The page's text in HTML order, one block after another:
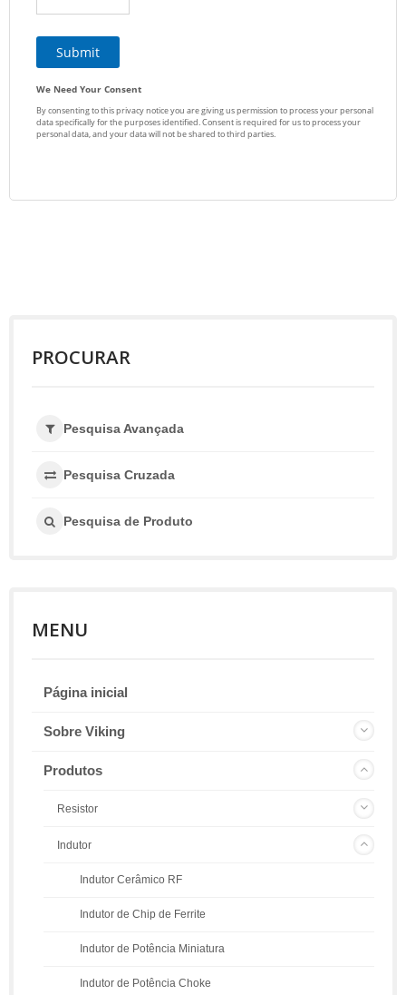
PROCURAR
Pesquisa Avançada
Pesquisa Cruzada
Pesquisa de Produto
MENU
Página inicial
Sobre Viking
Produtos
Resistor
Indutor
Indutor Cerâmico RF
Indutor de Chip de Ferrite
Indutor de Potência Miniatura
Indutor de Potência Choke